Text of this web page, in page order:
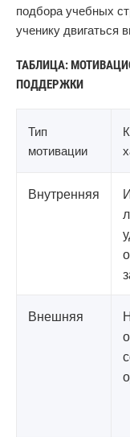
подбора учебных
ученику двигаться
ТАБЛИЦА:
ПОДДЕРЖКИ
Тип
мотивации
Внутренняя
Внешняя